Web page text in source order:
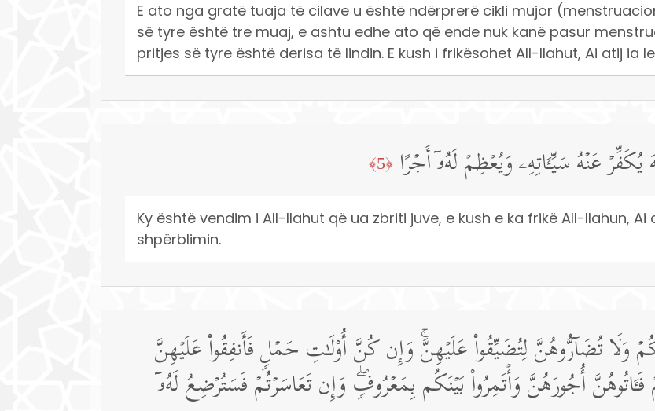
E ato nga gratë tuaja të cilave u është ndërprerë cikli mujor
së tyre është tre muaj, e ashtu edhe ato që ende nuk kanë pasur
pritjes së tyre është derisa të lindin. E kush i frikësohet All-llahut, Ai atij ia
یُكَفِّرۡ عَنۡهُ سَیِّـَٔاتِهِۦ وَیُعۡظِمۡ لَهُۥۤ أَجۡرًا ﴿5﴾
Ky është vendim i All-llahut që ua zbriti juve, e kush e ka frikë All-llahun,
shpërblimin.
تُضَاۤرُّوهُنَّ لِتُضَیِّقُوا۟ عَلَیۡهِنَّۚ وَإِن كُنَّ أُو۟لَـٰتِ حَمۡلࣲ فَأَنفِقُوا۟ عَلَیۡهِنَّ
أُجُورَهُنَّ وَأۡتَمِرُوا۟ بَیۡنَكُم بِمَعۡرُوفࣲۖ وَإِن تَعَاسَرۡتُمۡ فَسَتُرۡضِعُ لَهُۥۤ